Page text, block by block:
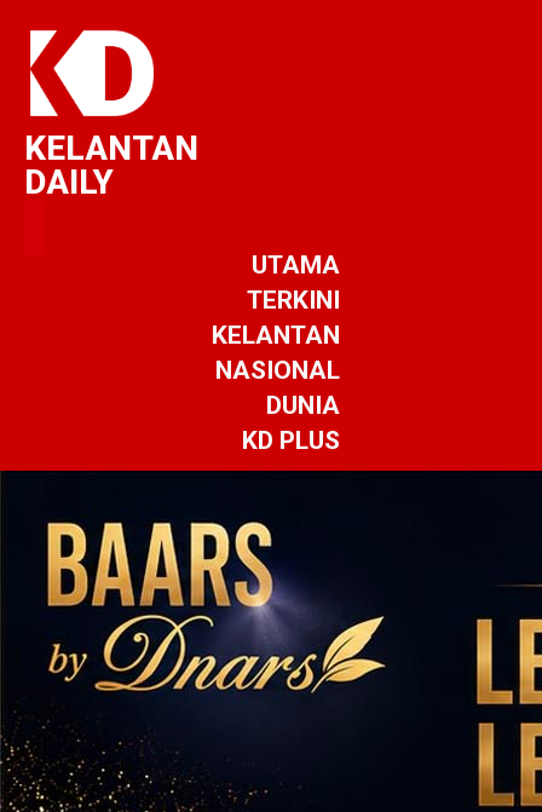
KELANTAN
DAILY
UTAMA
TERKINI
KELANTAN
NASIONAL
DUNIA
KD PLUS